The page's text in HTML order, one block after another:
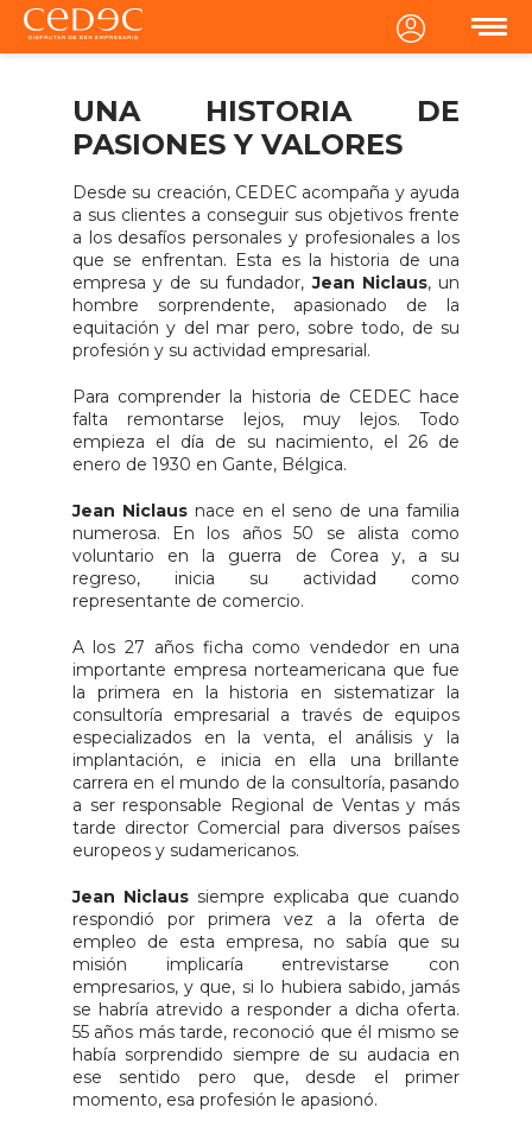
MENU
UNA HISTORIA DE
PASIONES Y VALORES
Desde su creación, CEDEC acompaña y ayuda
a sus clientes a conseguir sus objetivos frente
a los desafíos personales y profesionales a los
que se enfrentan. Esta es la historia de una
empresa y de su fundador,Jean Niclaus, un
hombre sorprendente, apasionado de la
equitación y del mar pero, sobre todo, de su
profesión y su actividad empresarial.
Para comprender la historia de CEDEC hace
falta remontarse lejos, muy lejos. Todo
empieza el día de su nacimiento, el 26 de
enero de 1930 en Gante, Bélgica.
Jean Niclausnace en el seno de una familia
numerosa. En los años 50 se alista como
voluntario en la guerra de Corea y, a su
regreso, inicia su actividad como
representante de comercio.
A los 27 años ficha como vendedor en una
importante empresa norteamericana que fue
la primera en la historia en sistematizar la
consultoría empresarial a través de equipos
especializados en la venta, el análisis y la
implantación, e inicia en ella una brillante
carrera en el mundo de la consultoría, pasando
a ser responsable Regional de Ventas y más
tarde director Comercial para diversos países
europeos y sudamericanos.
Jean Niclaussiempre explicaba que cuando
respondió por primera vez a la oferta de
empleo de esta empresa, no sabía que su
misión implicaría entrevistarse con
empresarios, y que, si lo hubiera sabido, jamás
se habría atrevido a responder a dicha oferta.
55 años más tarde, reconoció que él mismo se
había sorprendido siempre de su audacia en
ese sentido pero que, desde el primer
momento, esa profesión le apasionó.